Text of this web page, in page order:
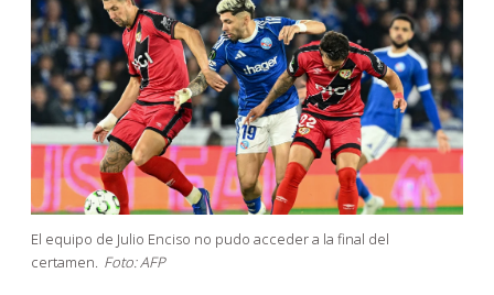
El equipo de Julio Enciso no pudo acceder a la final del
certamen. Foto: AFP